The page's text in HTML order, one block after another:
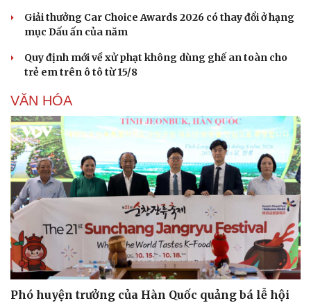
Giải thưởng Car Choice Awards 2026 có thay đổi ở hạng
mục Dấu ấn của năm
Quy định mới về xử phạt không dùng ghế an toàn cho
trẻ em trên ô tô từ 15/8
VĂN HÓA
Phó huyện trưởng của Hàn Quốc quảng bá lễ hội